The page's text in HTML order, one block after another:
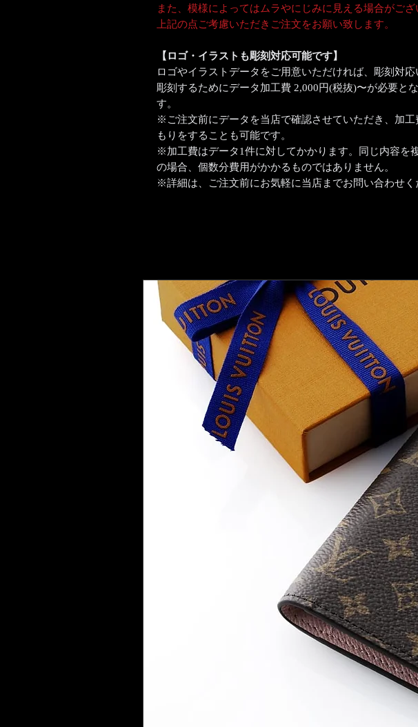
また、模様によってはムラやにじみに見える場合がござ
上記の点ご考慮いただきご注文をお願い致します。
【ロゴ・イラストも彫刻対応可能です】
ロゴやイラストデータをご用意いただければ、彫刻対応
彫刻するためにデータ加工費 2,000円(税抜)〜が必要と
す。
※ご注文前にデータを当店で確認させていただき、加
もりをすることも可能です。
※加工費はデータ1件に対してかかります。同じ内容を
の場合、個数分費用がかかるものではありません。
※詳細は、ご注文前にお気軽に当店までお問い合わせく